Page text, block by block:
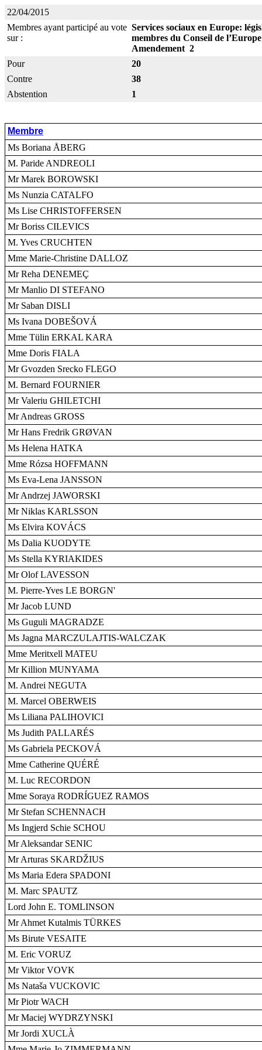
22/04/2015
Membres ayant participé au vote
sur :
Services sociaux en Europe:
membres du Conseil de
Amendement 2
Pour
20
Contre
38
Abstention
1
Membre
Ms Boriana ÅBERG
M. Paride ANDREOLI
Mr Marek BOROWSKI
Ms Nunzia CATALFO
Ms Lise CHRISTOFFERSEN
Mr Boriss CILEVICS
M. Yves CRUCHTEN
Mme Marie-Christine DALLOZ
Mr Reha DENEMEÇ
Mr Manlio DI STEFANO
Mr Saban DISLI
Ms Ivana DOBEŠOVÁ
Mme Tülin ERKAL KARA
Mme Doris FIALA
Mr Gvozden Srecko FLEGO
M. Bernard FOURNIER
Mr Valeriu GHILETCHI
Mr Andreas GROSS
Mr Hans Fredrik GRØVAN
Ms Helena HATKA
Mme Rózsa HOFFMANN
Ms Eva-Lena JANSSON
Mr Andrzej JAWORSKI
Mr Niklas KARLSSON
Ms Elvira KOVÁCS
Ms Dalia KUODYTE
Ms Stella KYRIAKIDES
Mr Olof LAVESSON
M. Pierre-Yves LE BORGN'
Mr Jacob LUND
Ms Guguli MAGRADZE
Ms Jagna MARCZULAJTIS-WALCZAK
Mme Meritxell MATEU
Mr Killion MUNYAMA
M. Andrei NEGUTA
M. Marcel OBERWEIS
Ms Liliana PALIHOVICI
Ms Judith PALLARÉS
Ms Gabriela PECKOVÁ
Mme Catherine QUÉRÉ
M. Luc RECORDON
Mme Soraya RODRÍGUEZ RAMOS
Mr Stefan SCHENNACH
Ms Ingjerd Schie SCHOU
Mr Aleksandar SENIC
Mr Arturas SKARDŽIUS
Ms Maria Edera SPADONI
M. Marc SPAUTZ
Lord John E. TOMLINSON
Mr Ahmet Kutalmis TÜRKES
Ms Birute VESAITE
M. Eric VORUZ
Mr Viktor VOVK
Ms Nataša VUCKOVIC
Mr Piotr WACH
Mr Maciej WYDRZYNSKI
Mr Jordi XUCLÀ